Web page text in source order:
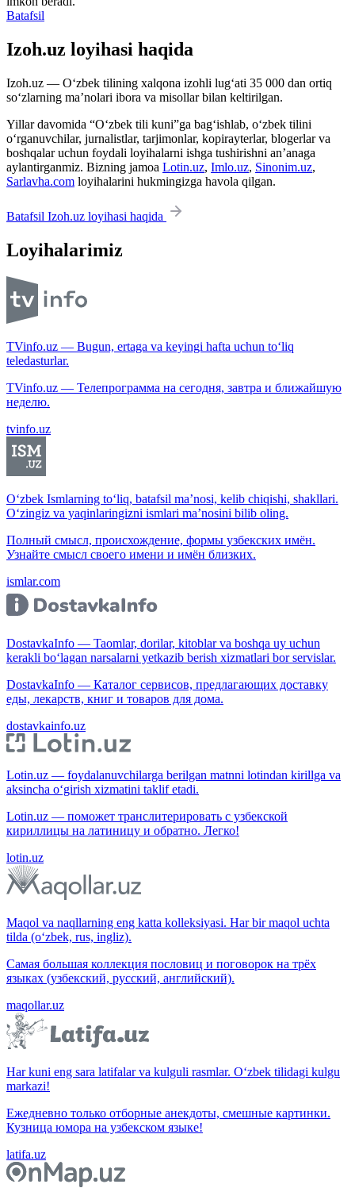
Batafsil
Izoh.uz loyihasi haqida
Izoh.uz — O‘zbek tilining xalqona izohli lug‘ati 35 000 dan ortiq
so‘zlarning ma’nolari ibora va misollar bilan keltirilgan.
Yillar davomida “O‘zbek tili kuni”ga bag‘ishlab, o‘zbek tilini
o‘rganuvchilar, jurnalistlar, tarjimonlar, kopirayterlar, blogerlar va
boshqalar uchun foydali loyihalarni ishga tushirishni an’anaga
aylantirganmiz. Bizning jamoa Lotin.uz, Imlo.uz, Sinonim.uz,
Sarlavha.com loyihalarini hukmingizga havola qilgan.
Batafsil Izoh.uz loyihasi haqida
Loyihalarimiz
TVinfo.uz — Bugun, ertaga va keyingi hafta uchun to‘liq
teledasturlar.
TVinfo.uz — Телепрограмма на сегодня, завтра и ближайшую
неделю.
tvinfo.uz
O‘zbek Ismlarning to‘liq, batafsil ma’nosi, kelib chiqishi, shakllari.
O‘zingiz va yaqinlaringizni ismlari ma’nosini bilib oling.
Полный смысл, происхождение, формы узбекских имён.
Узнайте смысл своего имени и имён близких.
ismlar.com
DostavkaInfo — Taomlar, dorilar, kitoblar va boshqa uy uchun
kerakli bo‘lagan narsalarni yetkazib berish xizmatlari bor servislar.
DostavkaInfo — Каталог сервисов, предлагающих доставку
еды, лекарств, книг и товаров для дома.
dostavkainfo.uz
Lotin.uz — foydalanuvchilarga berilgan matnni lotindan kirillga va
aksincha o‘girish xizmatini taklif etadi.
Lotin.uz — поможет транслитерировать с узбекской
кириллицы на латиницу и обратно. Легко!
lotin.uz
Maqol va naqllarning eng katta kolleksiyasi. Har bir maqol uchta
tilda (o‘zbek, rus, ingliz).
Самая большая коллекция пословиц и поговорок на трёх
языках (узбекский, русский, английский).
maqollar.uz
Har kuni eng sara latifalar va kulguli rasmlar. O‘zbek tilidagi kulgu
markazi!
Ежедневно только отборные анекдоты, смешные картинки.
Кузница юмора на узбекском языке!
latifa.uz